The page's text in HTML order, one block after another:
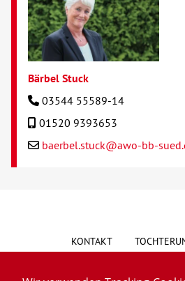
Bärbel Stuck
03544 55589-14
01520 9393653
baerbel.stuck@awo-bb-
KONTAKT
HINWEISGEBERSYSTEM